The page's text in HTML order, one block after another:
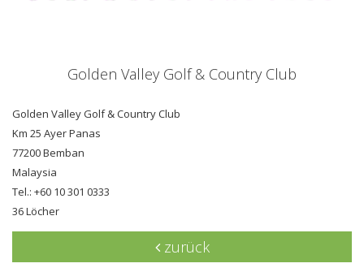
Golden Valley Golf & Country Club
Golden Valley Golf & Country Club
Km 25 Ayer Panas
77200 Bemban
Malaysia
Tel.: +60 10 301 0333
36 Löcher
zurück